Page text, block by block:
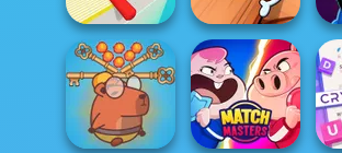
Fun Race 3D
Pin Master: Screw
Puzzle Quest